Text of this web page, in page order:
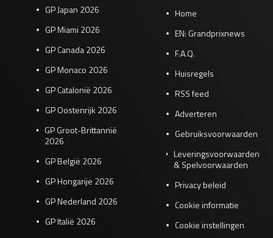
GP Japan 2026
GP Miami 2026
GP Canada 2026
GP Monaco 2026
GP Catalonië 2026
GP Oostenrijk 2026
GP Groot-Brittannië
2026
GP België 2026
GP Hongarije 2026
GP Nederland 2026
GP Italië 2026
Home
EN: Grandprixnews
F.A.Q.
Huisregels
RSS feed
Adverteren
Gebruiksvoorwaarden
Leveringsvoorwaarden
& Spelvoorwaarden
Privacy beleid
Cookie informatie
Cookie instellingen